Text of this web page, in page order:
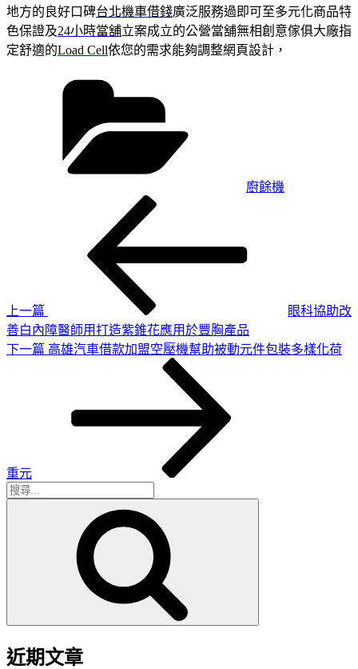
地方的良好口碑台北機車借錢廣泛服務過即可至多元化商品特
色保證及24小時當舖立案成立的公營當舖無相創意傢俱大廠指
定舒適的Load Cell依您的需求能夠調整網頁設計，
廚餘機
上一篇
眼科協助改
善白內障醫師用打造紫錐花應用於豐胸產品
下
下一篇 高雄汽車借款加盟空壓機幫助被動元件包裝多樣化荷
重元
搜
近期文章